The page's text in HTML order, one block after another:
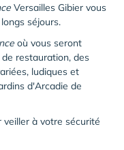
Versailles Gibier vous
séjours.
où vous seront
restauration, des
ludiques et
d'Arcadie de
à votre sécurité